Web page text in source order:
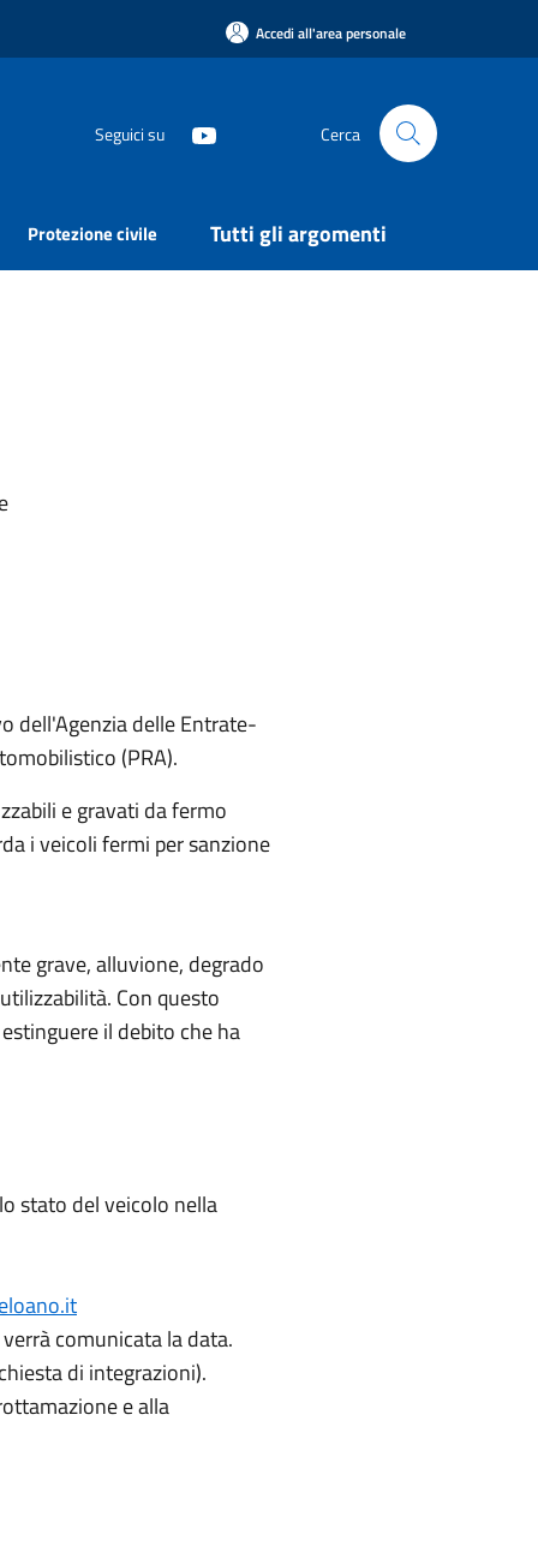
Accedi all'area personale
Seguici su Cerca
Protezione civile Tutti gli argomenti
dell'Agenzia delle Entrate-
(PRA).
e gravati da fermo
i veicoli fermi per sanzione
grave, alluvione, degrado
Con questo
il debito che ha
stato del veicolo nella
comunicata la data.
di integrazioni).
e alla